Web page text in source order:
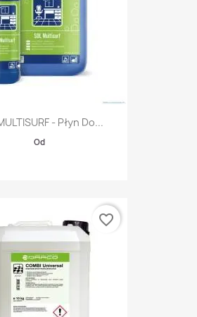
- Płyn Do...
Od
favorite_border